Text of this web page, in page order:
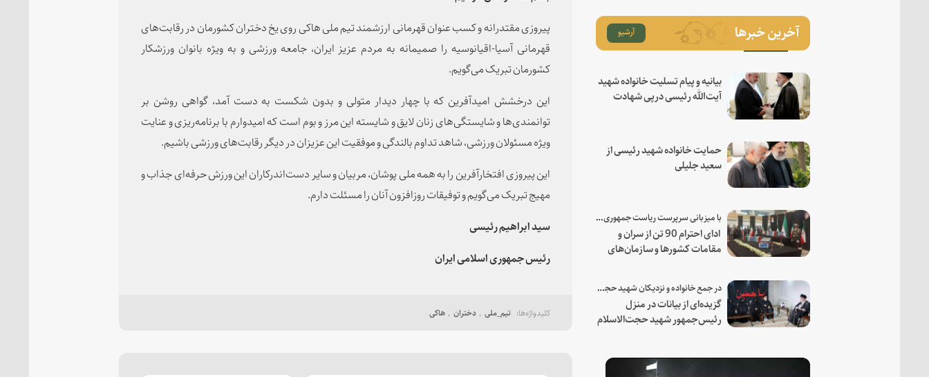
پیروزی مقتدرانه و کسب عنوان قهرمانی ارزشمند تیم ملی هاکی روی یخ دختران کشورمان در رقابت‌های
قهرمانی آسیا-اقیانوسیه را صمیمانه به مردم عزیز ایران، جامعه ورزشی و به ویژه بانوان ورزشکار
کشورمان تبریک می‌گویم.
این درخشش امیدآفرین که با چهار دیدار متولی و بدون شکست به دست آمد، گواهی روشن بر
توانمندی‌ها و شایستگی‌های زنان لایق و شایسته این مرز و بوم است که امیدوارم با برنامه‌ریزی و عنایت
ویژه مسئولان ورزشی، شاهد تداوم بالندگی و موفقیت این عزیزان در دیگر رقابت‌های ورزشی باشیم.
این پیروزی افتخارآفرین را به همه ملی پوشان، مربیان و سایر دست‌اندرکاران این ورزش حرفه‌ای جذاب و
مهیج تبریک می‌گویم و توفیقات روزافزون آنان را مسئلت دارم.
سید ابراهیم رئیسی
رئیس جمهوری اسلامی ایران
تیم_ملی دختران هاکی
آخرین خبرها آرشیو
بیانیه و پیام تسلیت خانواده شهید
آیت‌الله رئیسی درپی شهادت
حمایت خانواده شهید رئیسی از
سعید جلیلی
با میزبانی سرپرست ریاست جمهوری صورت گرفت؛
ادای احترام 90 تن از سران و
مقامات کشورها و سازمان‌های
در جمع خانواده و نزدیکان شهید حجت‌الاسلام‌والمسلمین رئیسی:
گزیده‌ای از بیانات در منزل
رئیس‌جمهور شهید حجت‌الاسلام